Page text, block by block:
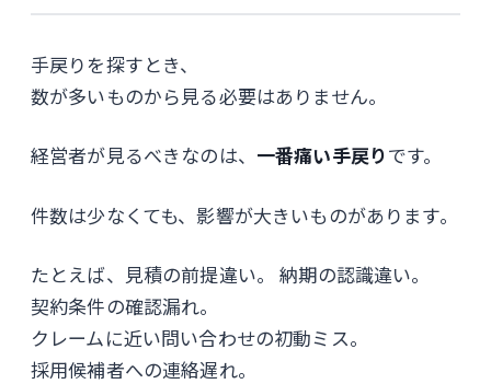
手戻りを探すとき、
数が多いものから見る必要はありません。
経営者が見るべきなのは、 一番痛い手戻りです。
件数は少なくても、影響が大きいものがあります。
たとえば、見積の前提違い。 納期の認識違い。
契約条件の確認漏れ。
クレームに近い問い合わせの初動ミス。
採用候補者への連絡遅れ。